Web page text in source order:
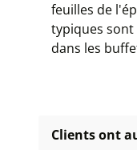
feuilles de
typiques
dans les
Clients ont